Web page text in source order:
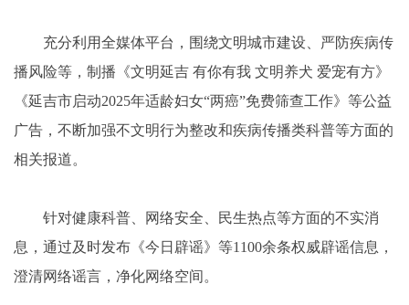
充分利用全媒体平台，围绕文明城市建设、严防疾病传
播风险等，制播《文明延吉 有你有我 文明养犬 爱宠有方》
《延吉市启动2025年适龄妇女“两癌”免费筛查工作》等公益
广告，不断加强不文明行为整改和疾病传播类科普等方面的
相关报道。
针对健康科普、网络安全、民生热点等方面的不实消
息，通过及时发布《今日辟谣》等1100余条权威辟谣信息，
澄清网络谣言，净化网络空间。